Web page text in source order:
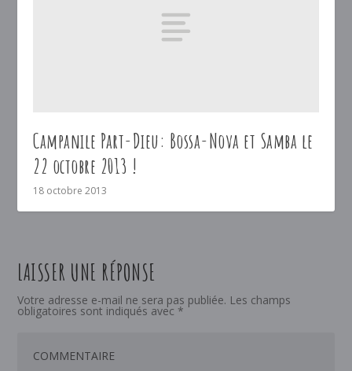
Campanile Part-Dieu: Bossa-Nova et Samba le
22 octobre 2013 !
18 octobre 2013
LAISSER UNE RÉPONSE
Votre adresse e-mail ne sera pas publiée. Les champs
obligatoires sont indiqués avec *